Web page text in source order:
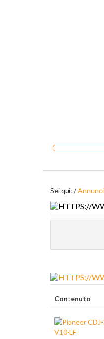
Sei qui: /Annunci
Contenuto